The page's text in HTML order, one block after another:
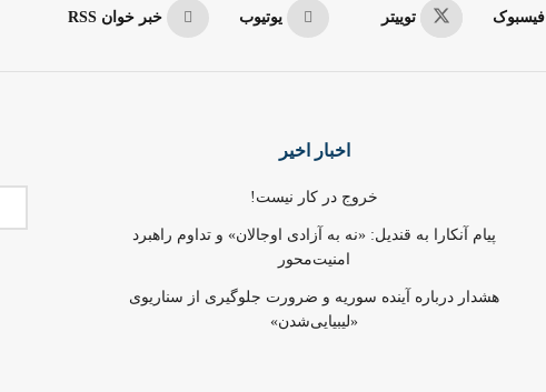
فیسبوک توییتر یوتیوب خبر خوان RSS
اخبار اخیر
خروج در کار نیست!
پیام آنکارا به قندیل: «نه به آزادی اوجالان» و تداوم راهبرد
امنیت‌محور
هشدار درباره آینده سوریه و ضرورت جلوگیری از سناریوی
«لیبیایی‌شدن»